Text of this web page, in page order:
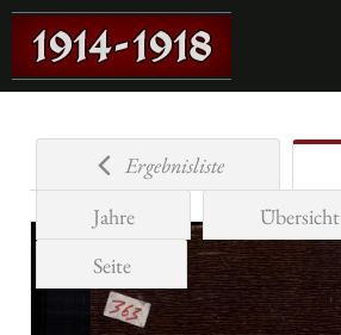
Ergebnisliste
Jahre
Übersicht
Seite